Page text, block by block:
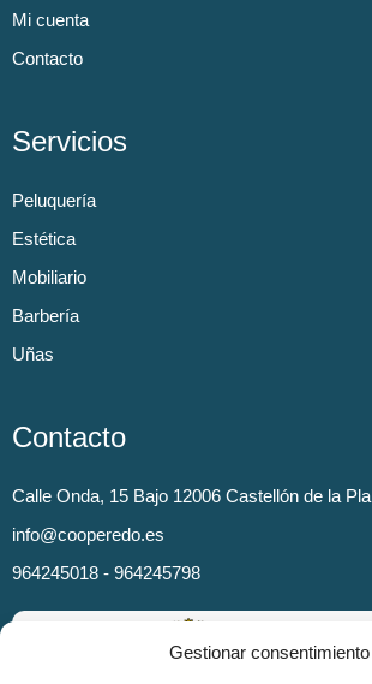
Gestionar consentimiento
Mi cuenta
Contacto
Servicios
Peluquería
Estética
Mobiliario
Barbería
Uñas
Contacto
Calle Onda, 15 Bajo 12006 Castellón de la
info@cooperedo.es
964245018 - 964245798